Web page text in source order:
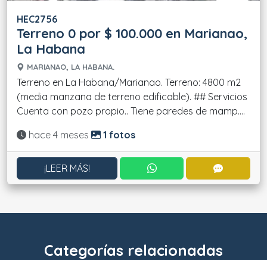
HEC2756
Terreno 0 por $ 100.000 en Marianao,
La Habana
MARIANAO, LA HABANA.
Terreno en La Habana/Marianao. Terreno: 4800 m2
(media manzana de terreno edificable). ## Servicios
Cuenta con pozo propio.. Tiene paredes de mamp....
Actualizado:
hace 4 meses 1 fotos
¡LEER MÁS! CONTACTAR POR
Categorías relacionadas